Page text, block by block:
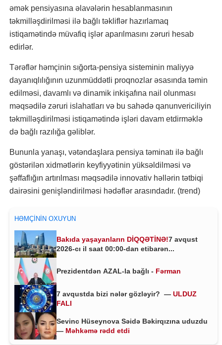
əmək pensiyasına əlavələrin hesablanmasının
təkmilləşdirilməsi ilə bağlı təkliflər hazırlamaq
istiqamətində müvafiq işlər aparılmasını zəruri hesab
edirlər.
Tərəflər həmçinin sığorta-pensiya sisteminin maliyyə
dayanıqlılığının uzunmüddətli proqnozlar əsasında təmin
edilməsi, davamlı və dinamik inkişafına nail olunması
məqsədilə zəruri islahatları və bu sahədə qanunvericiliyin
təkmilləşdirilməsi istiqamətində işləri davam etdirməklə
də bağlı razılığa gəliblər.
Bununla yanaşı, vətəndaşlara pensiya təminatı ilə bağlı
göstərilən xidmətlərin keyfiyyətinin yüksəldilməsi və
şəffaflığın artırılması məqsədilə innovativ həllərin tətbiqi
dairəsini genişləndirilməsi hədəflər arasındadır. (trend)
HƏMÇININ OXUYUN
Bakıda yaşayanların DİQQƏTİNƏ!7 avqust
2026-cı il saat 00:00-dan etibarən...
Prezidentdən AZAL-la bağlı - Fərman
7 avqustda bizi nələr gözləyir? — ULDUZ
FALI
Sevinc Hüseynova Səidə Bəkirqızına uduzdu
— Məhkəmə rədd etdi